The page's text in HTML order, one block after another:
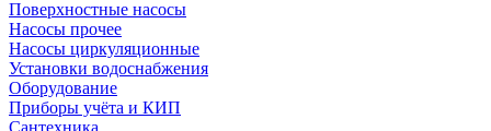
Поверхностные насосы
Насосы прочее
Насосы циркуляционные
Установки водоснабжения
Оборудование
Приборы учёта и КИП
Сантехника